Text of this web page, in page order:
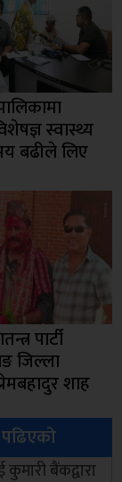
स्वास्थ्य
बढीले लिए
पार्टी
जिल्ला
शाह
बैंकद्वारा